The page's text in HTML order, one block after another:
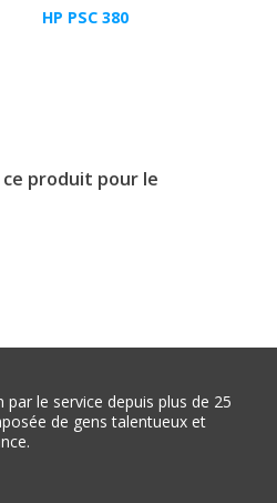
HP PSC 380
produit pour le
le service depuis plus de 25
de gens talentueux et